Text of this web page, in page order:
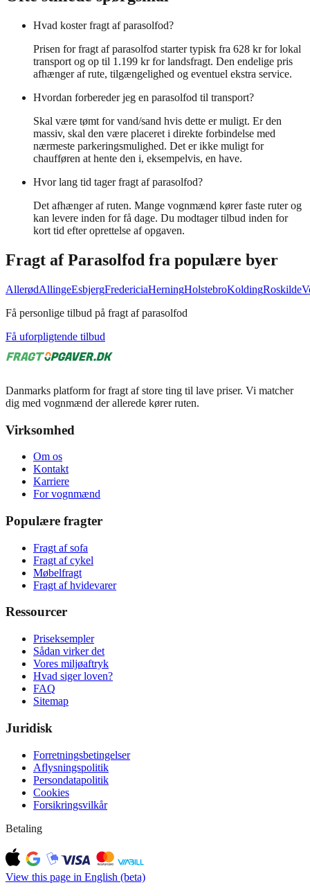
Hvad koster fragt af parasolfod?
Prisen for fragt af parasolfod starter typisk fra 628 kr for lokal
transport og op til 1.199 kr for landsfragt. Den endelige pris
afhænger af rute, tilgængelighed og eventuel ekstra service.
Hvordan forbereder jeg en parasolfod til transport?
Skal være tømt for vand/sand hvis dette er muligt. Er den
massiv, skal den være placeret i direkte forbindelse med
nærmeste parkeringsmulighed. Det er ikke muligt for
chaufføren at hente den i, eksempelvis, en have.
Hvor lang tid tager fragt af parasolfod?
Det afhænger af ruten. Mange vognmænd kører faste ruter og
kan levere inden for få dage. Du modtager tilbud inden for
kort tid efter oprettelse af opgaven.
Fragt afParasolfod fra populære byer
AllerødAllingeEsbjergFredericiaHerningHolstebroKoldingRoskilde
Få personlige tilbud på fragt af parasolfod
Få uforpligtende tilbud
Danmarks platform for fragt af store ting til lave priser. Vi matcher
dig med vognmænd der allerede kører ruten.
Virksomhed
Om os
Kontakt
Karriere
For vognmænd
Populære fragter
Fragt af sofa
Fragt af cykel
Møbelfragt
Fragt af hvidevarer
Ressourcer
Priseksempler
Sådan virker det
Vores miljøaftryk
Hvad siger loven?
FAQ
Sitemap
Juridisk
Forretningsbetingelser
Aflysningspolitik
Persondatapolitik
Cookies
Forsikringsvilkår
Betaling
View this page in English (beta)